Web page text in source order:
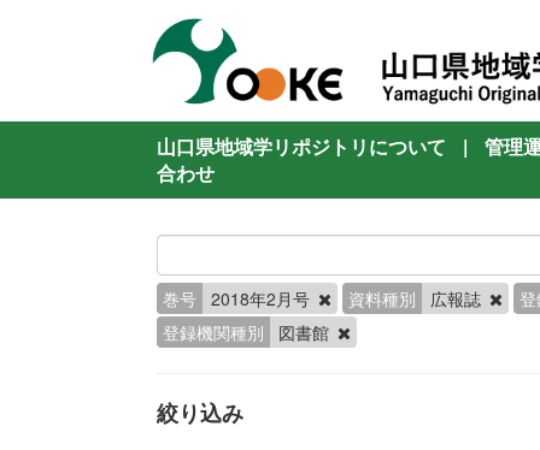
山口県地域学リポジトリについて |
管理
合わせ
巻号 2018年2月号 資料種別 広報誌
登録機関種別
図書館
絞り込み